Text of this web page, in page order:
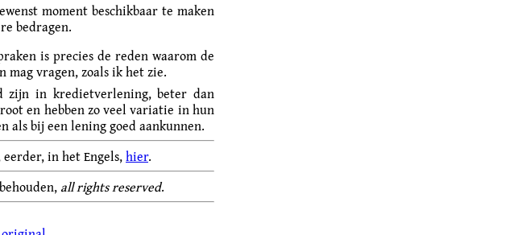
moment beschikbaar te maken
bedragen.
is precies de reden waarom de
mag vragen, zoals ik het zie.
zijn in kredietverlening, beter dan
en hebben zo veel variatie in hun
als bij een lening goed aankunnen.
in het Engels,hier.
all rights reserved.